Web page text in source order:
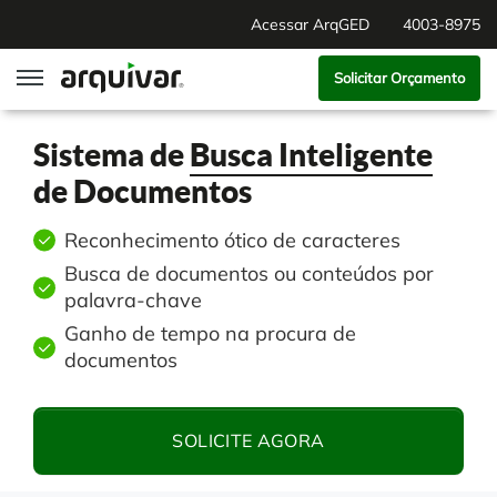
Acessar ArqGED 4003-8975
ArqSign
Soluções
Gestão de Documentos
Software para BPM
Segmentos
Solicitar Orçamento
Sistema deBusca Inteligente
de Documentos
Reconhecimento ótico de caracteres
Busca de documentos ou conteúdos por
palavra-chave
Ganho de tempo na procura de
documentos
SOLICITE AGORA